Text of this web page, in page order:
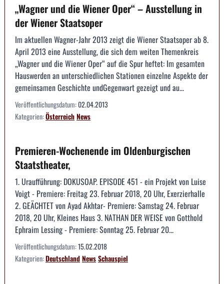
„Wagner und die Wiener Oper“ – Ausstellung in
der Wiener Staatsoper
Im aktuellen Wagner-Jahr 2013 zeigt die Wiener Staatsoper ab 8.
April 2013 eine Ausstellung, die sich dem weiten Themenkreis
„Wagner und die Wiener Oper“ auf die Spur heftet: Im gesamten
Hauswerden an unterschiedlichen Stationen einzelne Aspekte der
gemeinsamen Geschichte undGegenwart gezeigt und au...
Veröffentlichungsdatum:02.04.2013
Kategorien:ÖsterreichNews
Premieren-Wochenende im Oldenburgischen
Staatstheater,
1. Uraufführung: DOKUSOAP. EPISODE 451 - ein Projekt von Luise
Voigt - Premiere: Freitag 23. Februar 2018, 20 Uhr, Exerzierhalle
2. GEÄCHTET von Ayad Akhtar- Premiere: Samstag 24. Februar
2018, 20 Uhr, Kleines Haus 3. NATHAN DER WEISE von Gotthold
Ephraim Lessing - Premiere: Sonntag 25. Februar 20...
Veröffentlichungsdatum:15.02.2018
Kategorien:DeutschlandNewsSchauspiel